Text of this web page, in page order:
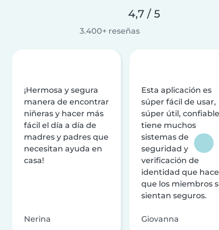
4,7 / 5
3.400+ reseñas
¡Hermosa y segura
manera de encontrar
niñeras y hacer más
fácil el día a día de
madres y padres que
necesitan ayuda en
casa!
Nerina
Esta aplicación es
súper fácil de usar,
súper útil,
tiene muchos
sistemas de
seguridad y
verificación de
identidad que
que los miembros
sientan seguros.
Giovanna